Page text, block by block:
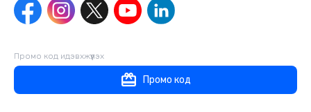
Промо код идэвхжүүлэх
Промо код